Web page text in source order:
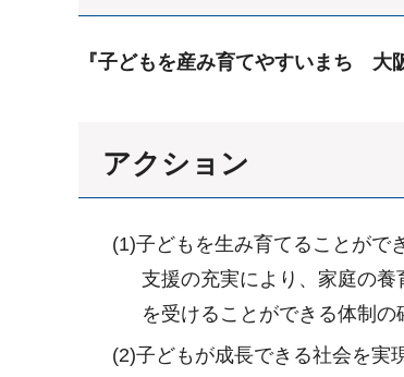
『子どもを産み育てやすいまち 大
アクション
(1)子どもを生み育てることがで
支援の充実により、家庭の
を受けることができる体制の
(2)子どもが成長できる社会を実